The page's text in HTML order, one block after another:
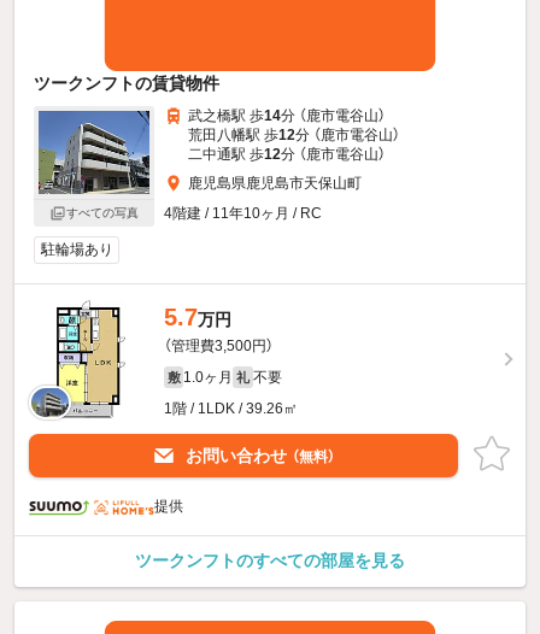
ツークンフトの賃貸物件
すべての写真
武之橋駅 歩14分 （鹿市電谷山）
荒田八幡駅 歩12分 （鹿市電谷山）
二中通駅 歩12分 （鹿市電谷山）
鹿児島県鹿児島市天保山町
4階建 / 11年10ヶ月 / RC
駐輪場あり
5.7万円
（管理費3,500円）
敷 1.0ヶ月 礼 不要
1階 / 1LDK / 39.26㎡
お問い合わせ （無料）
提供
ツークンフトのすべての部屋を見る